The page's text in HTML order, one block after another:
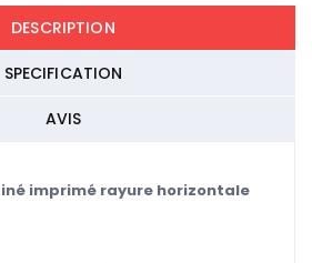
DESCRIPTION
SPECIFICATION
AVIS
imprimé rayure horizontale